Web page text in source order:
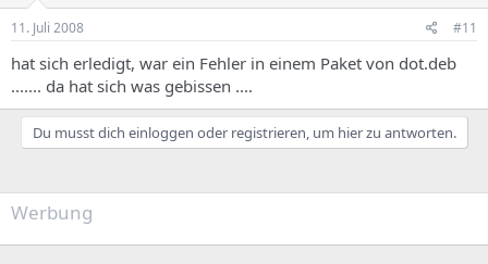
11. Juli 2008 #11
hat sich erledigt, war ein Fehler in einem Paket von dot.deb
....... da hat sich was gebissen ....
Du musst dich einloggen oder registrieren, um hier zu antworten.
Werbung